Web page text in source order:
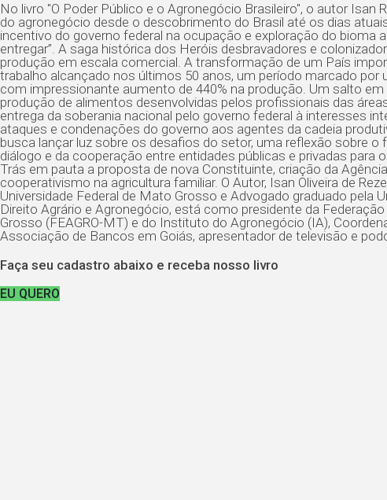
No livro "O Poder Público e o Agronegócio Brasileiro", o autor
do agronegócio desde o descobrimento do Brasil até os dias
incentivo do governo federal na ocupação e exploração do bioma
entregar”. A saga histórica dos Heróis desbravadores e
produção em escala comercial. A transformação de um País
trabalho alcançado nos últimos 50 anos, um período marcado
com impressionante aumento de 440% na produção. Um salto
produção de alimentos desenvolvidas pelos profissionais das
entrega da soberania nacional pelo governo federal à interesses
ataques e condenações do governo aos agentes da cadeia
busca lançar luz sobre os desafios do setor, uma reflexão sobre
diálogo e da cooperação entre entidades públicas e privadas
Trás em pauta a proposta de nova Constituinte, criação da
cooperativismo na agricultura familiar. O Autor, Isan Oliveira de
Universidade Federal de Mato Grosso e Advogado graduado pela
Direito Agrário e Agronegócio, está como presidente da
Grosso (FEAGRO-MT) e do Instituto do Agronegócio (IA),
Associação de Bancos em Goiás, apresentador de televisão e
Faça seu cadastro abaixo e receba nosso livro
EU QUERO